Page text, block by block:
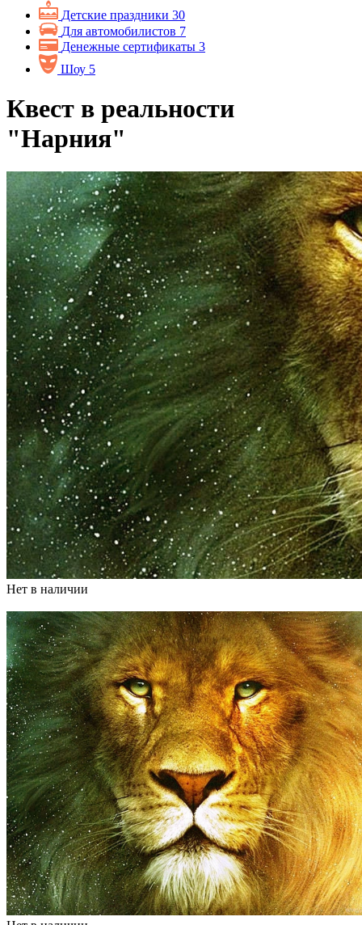
Детские праздники 30
Для автомобилистов 7
Денежные сертификаты 3
Шоу 5
Квест в реальности
"Нарния"
Нет в наличии